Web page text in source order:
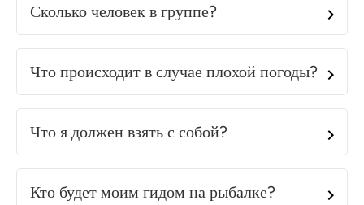
Сколько человек в группе?
Что происходит в случае плохой погоды?
Что я должен взять с собой?
Кто будет моим гидом на рыбалке?